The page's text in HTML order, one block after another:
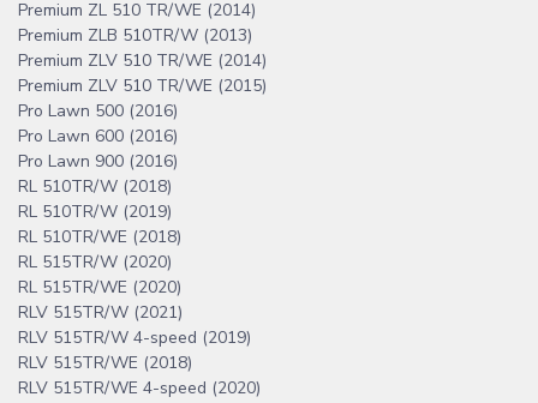
Premium ZL 510 TR/WE (2014)
Premium ZLB 510TR/W (2013)
Premium ZLV 510 TR/WE (2014)
Premium ZLV 510 TR/WE (2015)
Pro Lawn 500 (2016)
Pro Lawn 600 (2016)
Pro Lawn 900 (2016)
RL 510TR/W (2018)
RL 510TR/W (2019)
RL 510TR/WE (2018)
RL 515TR/W (2020)
RL 515TR/WE (2020)
RLV 515TR/W (2021)
RLV 515TR/W 4-speed (2019)
RLV 515TR/WE (2018)
RLV 515TR/WE 4-speed (2020)